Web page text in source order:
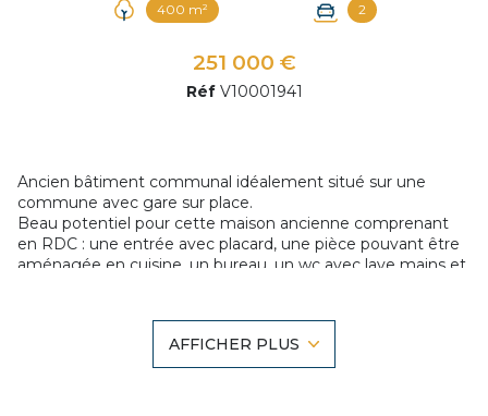
400 m² 2
251 000 €
Réf V10001941
Ancien bâtiment communal idéalement situé sur une
commune avec gare sur place.
Beau potentiel pour cette maison ancienne comprenant
en RDC : une entrée avec placard, une pièce pouvant être
aménagée en cuisine, un bureau, un wc avec lave mains et
mains, 1 bureau pouvant être transformé en salle de bains
Grenier récupérable et cave.
AFFICHER PLUS